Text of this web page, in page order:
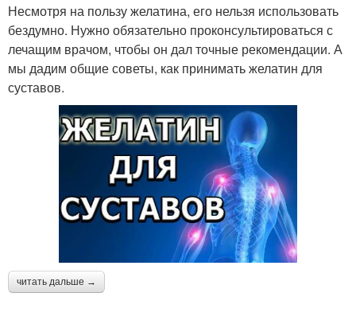
Несмотря на пользу желатина, его нельзя использовать
бездумно. Нужно обязательно проконсультироваться с
лечащим врачом, чтобы он дал точные рекомендации. А
мы дадим общие советы, как принимать желатин для
суставов.
читать дальше →